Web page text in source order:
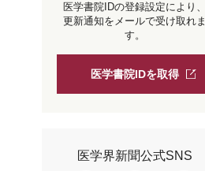
医学書院IDの登録設定により、
更新通知をメールで受け取れま
す。
医学書院IDを取得
医学界新聞公式SNS